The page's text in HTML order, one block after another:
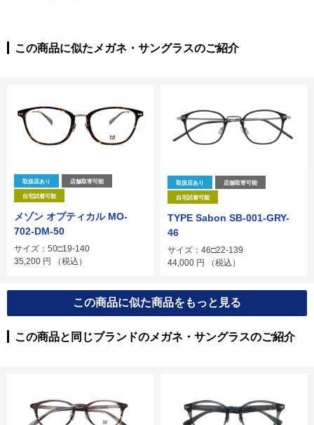
この商品に似たメガネ・サングラスのご紹介
取扱店あり 店舗取寄可能
自宅試着可能
メゾン オプティカル MO-
702-DM-50
サイズ：50□19-140
35,200 円 （税込）
取扱店あり 店舗取寄可能
自宅試着可能
TYPE Sabon SB-001-GRY-
46
サイズ：46□22-139
44,000 円 （税込）
この商品に似た商品をもっと見る
この商品と同じブランドのメガネ・サングラスのご紹介